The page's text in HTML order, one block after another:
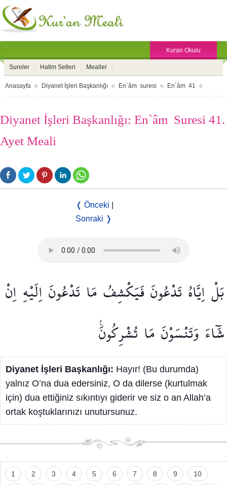
Kuran Okulu
Sureler Hatim Setleri Mealler
Anasayfa Diyanet İşleri Başkanlığı En`âm suresi En`âm 41
Diyanet İşleri Başkanlığı: En`âm Suresi 41.
Ayet Meali
❬ Önceki
Sonraki ❭
بَلْاِيَّاهُ تَدْعُونَفَيَكْشِفُ مَا تَدْعُونَاِلَيْهِ اِنْ
شَٓاءَ وَتَنْسَوْنَ مَا تُشْرِكُونَ۟
Diyanet İşleri Başkanlığı: Hayır! (Bu durumda)
yalnız O’na dua edersiniz, O da dilerse (kurtulmak
için) dua ettiğiniz sıkıntıyı giderir ve siz o an Allah’a
ortak koştuklarınızı unutursunuz.
1 2 3 4 5 6 7 8 9 10